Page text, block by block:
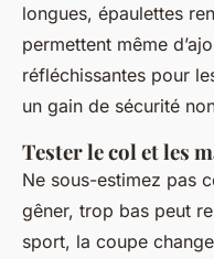
longues, épaulettes
permettent même
réfléchissantes pour
un gain de sécurité
Tester le col et les
Ne sous-estimez pas
gêner, trop bas peut
sport, la coupe